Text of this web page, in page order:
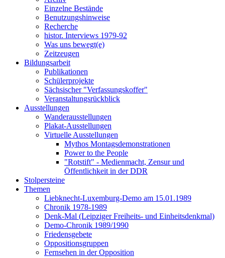
Einzelne Bestände
Benutzungshinweise
Recherche
histor. Interviews 1979-92
Was uns bewegt(e)
Zeitzeugen
Bildungsarbeit
Publikationen
Schülerprojekte
Sächsischer "Verfassungskoffer"
Veranstaltungsrückblick
Ausstellungen
Wanderausstellungen
Plakat-Ausstellungen
Virtuelle Ausstellungen
Mythos Montagsdemonstrationen
Power to the People
"Rotstift" - Medienmacht, Zensur und
Öffentlichkeit in der DDR
Stolpersteine
Themen
Liebknecht-Luxemburg-Demo am 15.01.1989
Chronik 1978-1989
Denk-Mal (Leipziger Freiheits- und Einheitsdenkmal)
Demo-Chronik 1989/1990
Friedensgebete
Oppositionsgruppen
Fernsehen in der Opposition